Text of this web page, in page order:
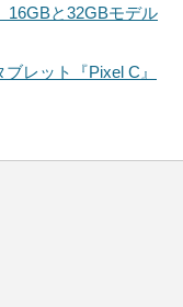
16GBと32GBモデル
レット『Pixel C』